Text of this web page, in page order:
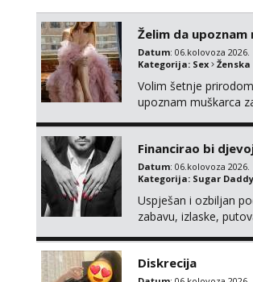
Želim da
Datum: 06.kolovoza 2026.
Kategorija: Sex
Volim šetnje
upoznam muškarca
Financirao bi
Datum: 06.kolovoza 2026.
Kategorija: Sugar Daddy
Uspješan i ozbiljan
zabavu, izlaske,
Diskrecija